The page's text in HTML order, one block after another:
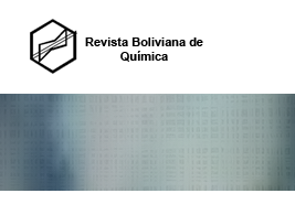
Revista Boliviana de Química